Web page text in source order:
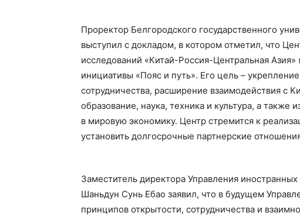
Проректор Белгородского государственного
выступил с докладом, в котором отметил, что
исследований «Китай-Россия-Центральная
инициативы «Пояс и путь». Его цель –
сотрудничества, расширение взаимодействия с
образование, наука, техника и культура, а также
в мировую экономику. Центр стремится к
установить долгосрочные партнерские
Заместитель директора Управления
Шаньдун Сунь Ебао заявил, что в будущем
принципов открытости, сотрудничества и